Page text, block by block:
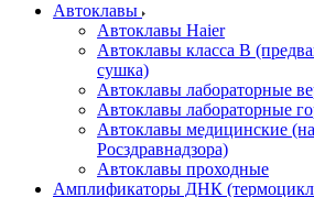
Автоклавы
Автоклавы Haier
Автоклавы класса B
сушка)
Автоклавы лабораторные
Автоклавы лабораторные
Автоклавы медицинские
Росздравнадзора)
Автоклавы проходные
Амплификаторы ДНК